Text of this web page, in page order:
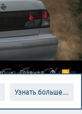
Главная
R
Узнать больше....